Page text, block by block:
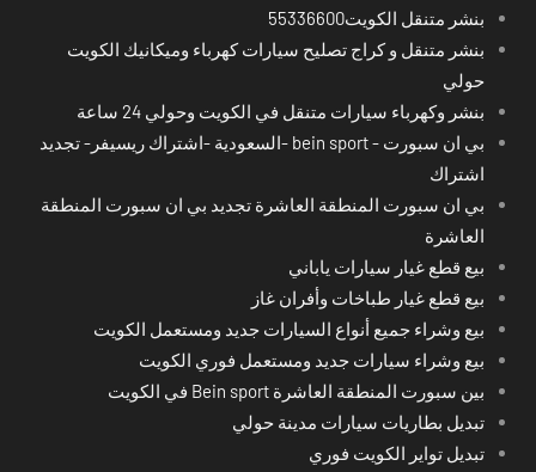
بنشر متنقل الكويت55336600
بنشر متنقل و كراج تصليح سيارات كهرباء وميكانيك الكويت
حولي
بنشر وكهرباء سيارات متنقل في الكويت وحولي 24 ساعة
بي ان سبورت - bein sport -السعودية -اشتراك ريسيفر- تجديد
اشتراك
بي ان سبورت المنطقة العاشرة تجديد بي ان سبورت المنطقة
العاشرة
بيع قطع غيار سيارات ياباني
بيع قطع غيار طباخات وأفران غاز
بيع وشراء جميع أنواع السيارات جديد ومستعمل الكويت
بيع وشراء سيارات جديد ومستعمل فوري الكويت
بين سبورت المنطقة العاشرة Bein sport في الكويت
تبديل بطاريات سيارات مدينة حولي
تبديل تواير الكويت فوري